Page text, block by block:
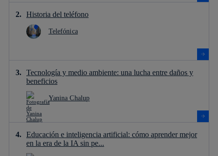
Historia del teléfono
Telefónica
Tecnología y medio ambiente: una lucha entre daños y
beneficios
Yanina Chalup
Educación e inteligencia artificial: cómo aprender mejor
en la era de la IA sin pe...